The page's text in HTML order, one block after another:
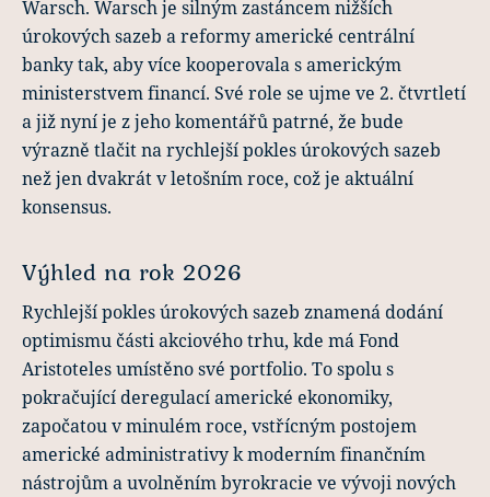
Warsch. Warsch je silným zastáncem nižších
úrokových sazeb a reformy americké centrální
banky tak, aby více kooperovala s americkým
ministerstvem financí. Své role se ujme ve 2. čtvrtletí
a již nyní je z jeho komentářů patrné, že bude
výrazně tlačit na rychlejší pokles úrokových sazeb
než jen dvakrát v letošním roce, což je aktuální
konsensus.
Výhled na rok 2026
Rychlejší pokles úrokových sazeb znamená dodání
optimismu části akciového trhu, kde má Fond
Aristoteles umístěno své portfolio. To spolu s
pokračující deregulací americké ekonomiky,
započatou v minulém roce, vstřícným postojem
americké administrativy k moderním finančním
nástrojům a uvolněním byrokracie ve vývoji nových